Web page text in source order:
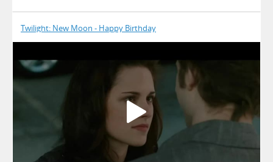
Twilight: New Moon - Happy Birthday